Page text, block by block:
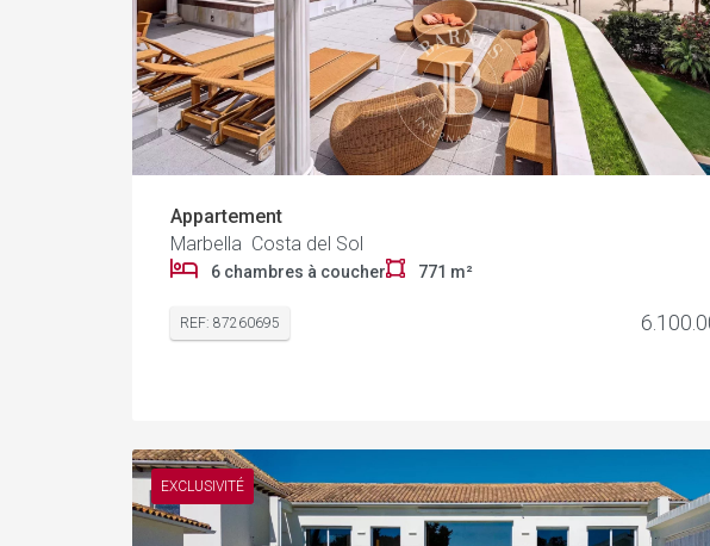
Appartement
Marbella Costa del Sol
6 chambres à coucher 771 m²
REF: 87260695
EXCLUSIVITÉ